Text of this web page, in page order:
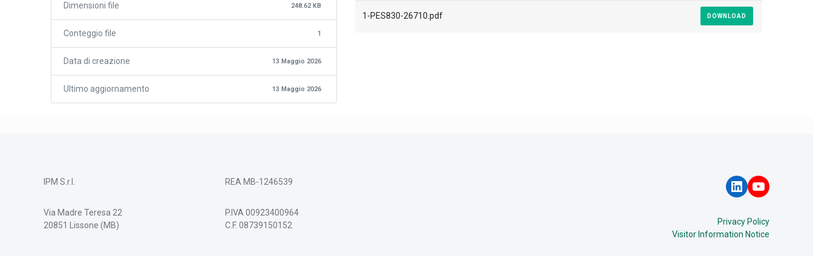
Dimensioni file 248.62 KB
Conteggio file 1
Data di creazione 13 Maggio 2026
Ultimo aggiornamento 13 Maggio 2026
1-PES830-26710.pdf DOWNLOAD
IPM S.r.l.
Via Madre Teresa 22
20851 Lissone (MB)
REA MB-1246539
P.IVA 00923400964
C.F. 08739150152
LinkedIn
YouTube
Privacy Policy
Visitor Information Notice